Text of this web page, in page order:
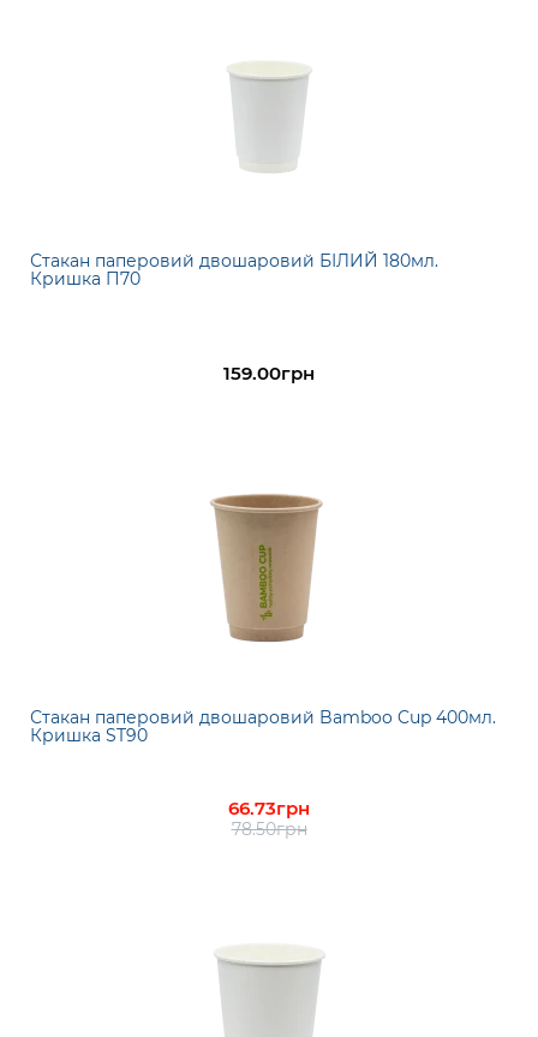
Стакан паперовий двошаровий БІЛИЙ 180мл.
Кришка П70
159.00грн
Стакан паперовий двошаровий Bamboo Cup 400мл.
Кришка ST90
66.73грн
78.50грн